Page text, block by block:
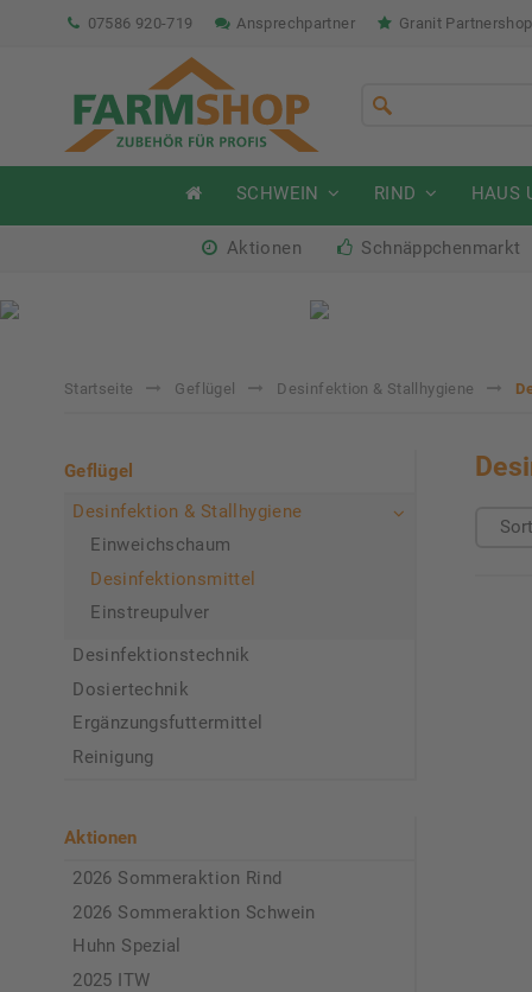
07586 920-719 Ansprechpartner Granit Partnershop
SCHWEIN RIND HAUS
Aktionen Schnäppchenmarkt
Sommeraktion Rind
Startseite Geflügel Desinfektion & Stallhygiene
Geflügel
Desinfektion & Stallhygiene
Einweichschaum
Desinfektionsmittel
Einstreupulver
Desinfektionstechnik
Dosiertechnik
Ergänzungsfuttermittel
Reinigung
Aktionen
2026 Sommeraktion Rind
2026 Sommeraktion Schwein
Huhn Spezial
2025 ITW